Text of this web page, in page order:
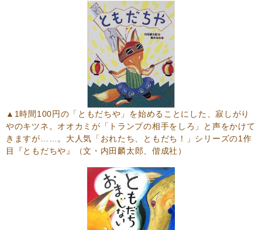
▲1時間100円の「ともだちや」を始めることにした、寂しがり
やのキツネ。オオカミが「トランプの相手をしろ」と声をかけて
きますが……。大人気「おれたち、ともだち！」シリーズの1作
目
『ともだちや』 （文・内田麟太郎、偕成社）